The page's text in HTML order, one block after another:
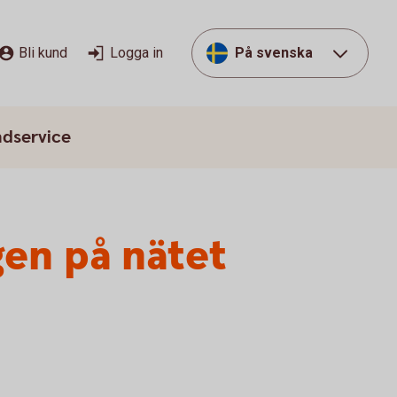
Bli kund Logga in På svenska
på nätet